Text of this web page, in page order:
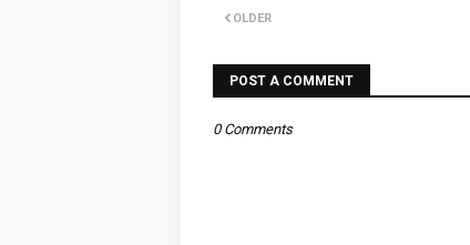
OLDER
POST A COMMENT
0 Comments